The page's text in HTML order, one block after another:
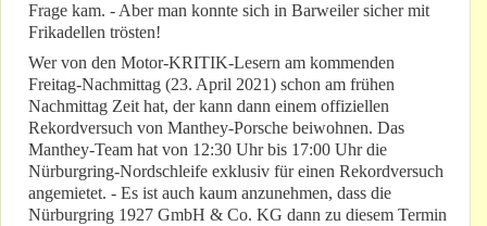
Frage kam. - Aber man konnte sich in Barweiler sicher mit
Frikadellen trösten!
Wer von den Motor-KRITIK-Lesern am kommenden
Freitag-Nachmittag (23. April 2021) schon am frühen
Nachmittag Zeit hat, der kann dann einem offiziellen
Rekordversuch von Manthey-Porsche beiwohnen. Das
Manthey-Team hat von 12:30 Uhr bis 17:00 Uhr die
Nürburgring-Nordschleife exklusiv für einen Rekordversuch
angemietet. - Es ist auch kaum anzunehmen, dass die
Nürburgring 1927 GmbH & Co. KG dann zu diesem Termin